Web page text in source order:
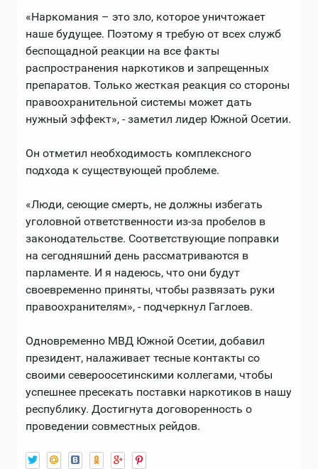
«Наркомания – это зло, которое уничтожает
наше будущее. Поэтому я требую от всех служб
беспощадной реакции на все факты
распространения наркотиков и запрещенных
препаратов. Только жесткая реакция со стороны
правоохранительной системы может дать
нужный эффект», - заметил лидер Южной Осетии.
Он отметил необходимость комплексного
подхода к существующей проблеме.
«Люди, сеющие смерть, не должны избегать
уголовной ответственности из-за пробелов в
законодательстве. Соответствующие поправки
на сегодняшний день рассматриваются в
парламенте. И я надеюсь, что они будут
своевременно приняты, чтобы развязать руки
правоохранителям», - подчеркнул Гаглоев.
Одновременно МВД Южной Осетии, добавил
президент, налаживает тесные контакты со
своими североосетинскими коллегами, чтобы
успешнее пресекать поставки наркотиков в нашу
республику. Достигнута договоренность о
проведении совместных рейдов.